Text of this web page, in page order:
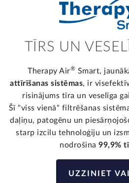
TĪRS UN
Therapy Air® Smart,
attīrīšanas sistēmas, ir
risinājums tīra un veselīga
Šī "viss vienā" filtrēšanas
daļiņu, patogēnu un
starp izcilu tehnoloģiju un
nodrošina99,9%
UZZINIET